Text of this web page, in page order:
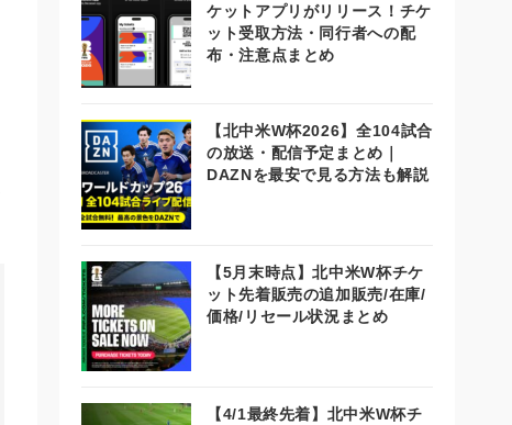
ケットアプリがリリース！チケ
ット受取方法・同行者への配
布・注意点まとめ
【北中米W杯2026】全104試合
の放送・配信予定まとめ｜
DAZNを最安で見る方法も解説
【5月末時点】北中米W杯チケ
ット先着販売の追加販売/在庫/
価格/リセール状況まとめ
【4/1最終先着】北中米W杯チ